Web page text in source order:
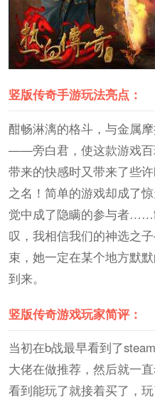
竖版传奇手游玩法亮点：
酣畅淋漓的格斗，与金属
——旁白君，使这款游戏百
带来的快感时又带来了些
之名！简单的游戏却成了
觉中成了隐瞒的参与者……
叹，我相信我们的神选之
束，她一定在某个地方默
到来。
竖版传奇游戏玩家简评：
当初在b战最早看到了
大佬在做推荐，然后就一
看到能玩了就接着买了，